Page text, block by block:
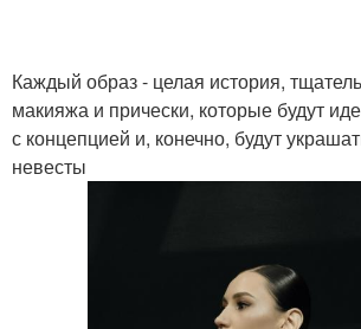
Каждый образ - целая история,
макияжа и прически, которые будут
с концепцией и, конечно, будут
невесты